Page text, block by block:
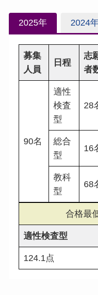
2025年 2024
募集
人員
日程
志
者
90名
適性
検査
型
28
総合
型
16
教科
型
68
合格最
適性検査型
124.1点